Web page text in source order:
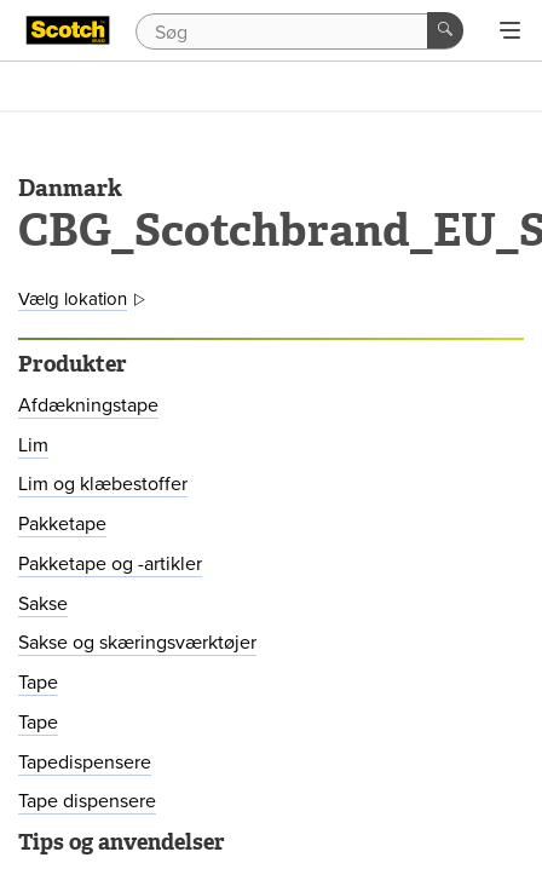
Danmark
Vælg lokation
Produkter
Afdækningstape
Lim
Lim og klæbestoffer
Pakketape
Pakketape og -artikler
Sakse
Sakse og skæringsværktøjer
Tape
Tape
Tapedispensere
Tape dispensere
Tips og anvendelser